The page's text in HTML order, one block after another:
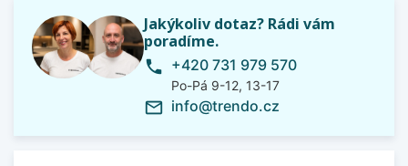
Jakýkoliv dotaz? Rádi vám
poradíme.
phone +420 731 979 570
Po-Pá 9-12, 13-17
mail_outline info@trendo.cz